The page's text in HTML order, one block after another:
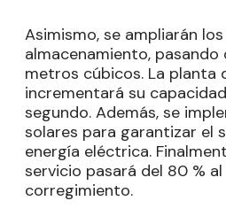
Asimismo, se ampliarán
almacenamiento, pasando
metros cúbicos. La planta
incrementará su
segundo. Además, se
solares para garantizar el
energía eléctrica.
servicio pasará del 80 % al
corregimiento.